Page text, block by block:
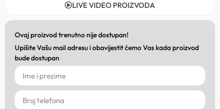
LIVE VIDEO PROIZVODA
Ovaj proizvod trenutno nije dostupan!
Upišite Vašu mail adresu i obavijestit ćemo Vas kada proizvod
bude dostupan